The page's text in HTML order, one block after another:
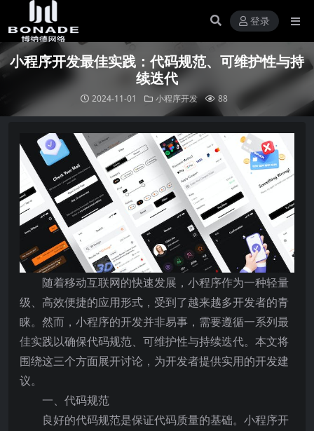
登录
小程序开发最佳实践：代码规范、可维护性与持
续迭代
2024-11-01 小程序开发 88
随着移动互联网的快速发展，小程序作为一种轻量
级、高效便捷的应用形式，受到了越来越多开发者的青
睐。然而，小程序的开发并非易事，需要遵循一系列最
佳实践以确保代码规范、可维护性与持续迭代。本文将
围绕这三个方面展开讨论，为开发者提供实用的开发建
议。
一、代码规范
良好的代码规范是保证代码质量的基础。小程序开